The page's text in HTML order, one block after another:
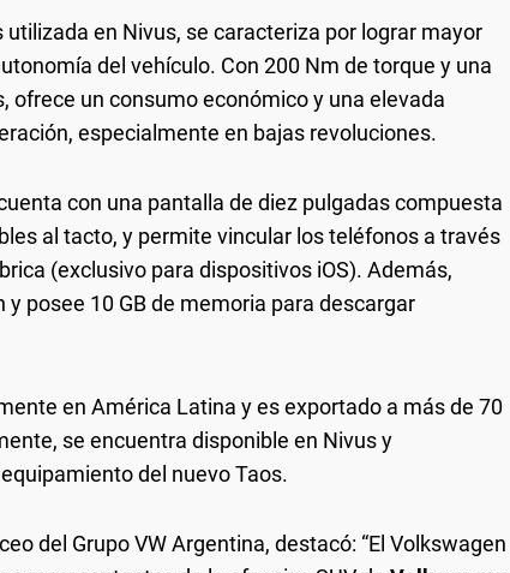
Ahora, La nueva motorización disponible en el T-Cross, que ya es
mayor eficiencia y, en resultado, mejor autonomía del vehículo. Con
seis velocidades, ofrece un consumo económico y una elevada
en Nivus, se caracteriza por lograr mayor
del vehículo. Con 200 Nm de torque y una
ofrece un consumo económico y una elevada
especialmente en bajas revoluciones.
con una pantalla de diez pulgadas compuesta
al tacto, y permite vincular los teléfonos a través
(exclusivo para dispositivos iOS). Además,
posee 10 GB de memoria para descargar
en América Latina y es exportado a más de 70
se encuentra disponible en Nivus y
del nuevo Taos.
del Grupo VW Argentina, destacó: “El Volkswagen